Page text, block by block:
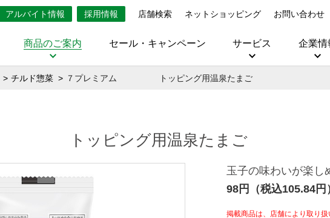
アルバイト情報 採用情報 店舗検索 ネットショッピング お問い合わせ
商品のご案内 セール・キャンペーン サービス 企業情
チルド惣菜 ７プレミアム トッピング用温泉たまご
トッピング用温泉たまご
玉子の味わいが楽し
98円（税込105.84円
掲載商品は、店舗により取り